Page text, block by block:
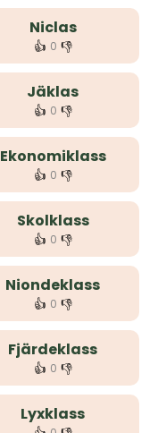
Niclas
👍 0 👎
Jäklas
👍 0 👎
Ekonomiklass
👍 0 👎
Skolklass
👍 0 👎
Niondeklass
👍 0 👎
Fjärdeklass
👍 0 👎
Lyxklass